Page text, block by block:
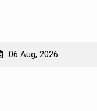
06 Aug, 2026